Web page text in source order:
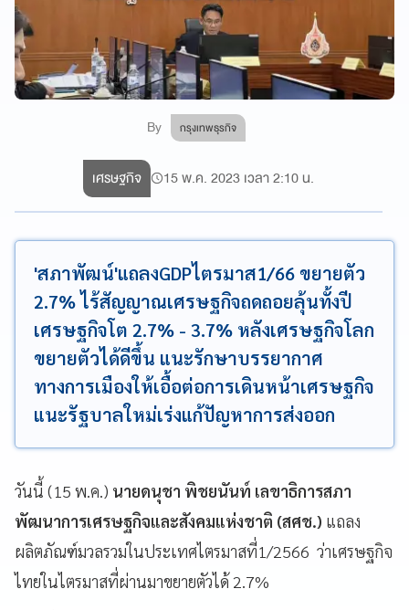
By กรุงเทพธุรกิจ
เศรษฐกิจ 15 พ.ค. 2023 เวลา 2:10 น.
'สภาพัฒน์'แถลงGDPไตรมาส1/66 ขยายตัว
2.7% ไร้สัญญาณเศรษฐกิจถดถอยลุ้นทั้งปี
เศรษฐกิจโต 2.7% - 3.7% หลังเศรษฐกิจโลก
ขยายตัวได้ดีขึ้น แนะรักษาบรรยากาศ
ทางการเมืองให้เอื้อต่อการเดินหน้าเศรษฐกิจ
แนะรัฐบาลใหม่เร่งแก้ปัญหาการส่งออก
วันนี้ (15 พ.ค.) นายดนุชา พิชยนันท์ เลขาธิการสภา
พัฒนาการเศรษฐกิจและสังคมแห่งชาติ (สศช.) แถลง
ผลิตภัณฑ์มวลรวมในประเทศไตรมาสที่1/2566 ว่าเศรษฐกิจ
ไทยในไตรมาสที่ผ่านมาขยายตัวได้ 2.7%